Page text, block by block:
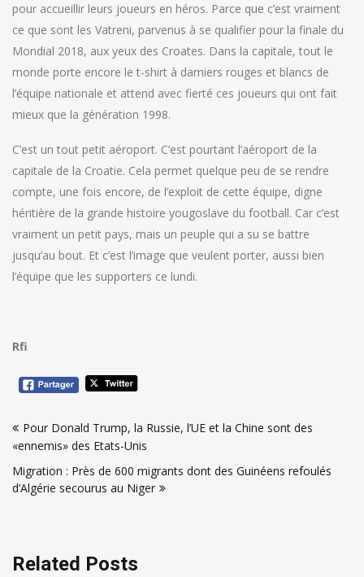
pour accueillir leurs joueurs en héros. Parce que c’est vraiment
ce que sont les Vatreni, parvenus à se qualifier pour la finale du
Mondial 2018, aux yeux des Croates. Dans la capitale, tout le
monde porte encore le t-shirt à damiers rouges et blancs de
l’équipe nationale et attend avec fierté ces joueurs qui ont fait
mieux que la génération 1998.
C’est un tout petit aéroport. C’est pourtant l’aéroport de la
capitale de la Croatie. Cela permet quelque peu de se rendre
compte, une fois encore, de l’exploit de cette équipe, digne
héritière de la grande histoire yougoslave du football. Car c’est
vraiment un petit pays, mais un peuple qui a su se battre
jusqu’au bout. Et c’est l’image que veulent porter, aussi bien
l’équipe que les supporters ce lundi.
Rfi
de
l’article
Pour Donald Trump, la Russie, l’UE et la Chine sont des
«ennemis» des Etats-Unis
Migration : Près de 600 migrants dont des Guinéens refoulés
d’Algérie secourus au Niger
Related Posts